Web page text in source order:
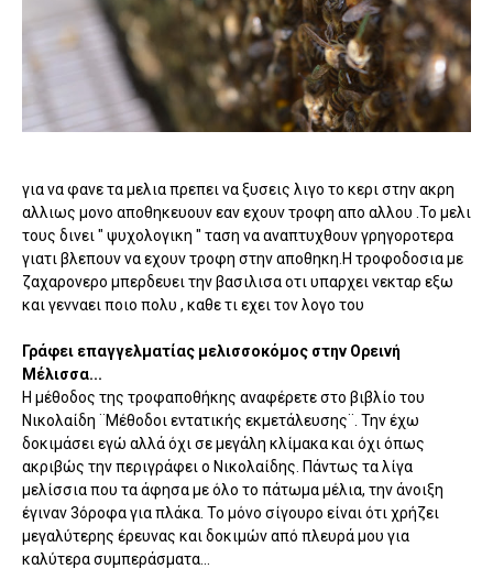
για να φανε τα μελια πρεπει να ξυσεις λιγο το κερι στην ακρη
αλλιως μονο αποθηκευουν εαν εχουν τροφη απο αλλου .Το μελι
τους δινει " ψυχολογικη " ταση να αναπτυχθουν γρηγοροτερα
γιατι βλεπουν να εχουν τροφη στην αποθηκη.Η τροφοδοσια με
ζαχαρονερο μπερδευει την βασιλισα οτι υπαρχει νεκταρ εξω
και γενναει ποιο πολυ , καθε τι εχει τον λογο του
Γράφει επαγγελματίας μελισσοκόμος στην Ορεινή
Μέλισσα...
Η μέθοδος της τροφαποθήκης αναφέρετε στο βιβλίο του
Νικολαίδη ¨Μέθοδοι εντατικής εκμετάλευσης¨. Την έχω
δοκιμάσει εγώ αλλά όχι σε μεγάλη κλίμακα και όχι όπως
ακριβώς την περιγράφει ο Νικολαίδης. Πάντως τα λίγα
μελίσσια που τα άφησα με όλο το πάτωμα μέλια, την άνοιξη
έγιναν 3όροφα για πλάκα. Το μόνο σίγουρο είναι ότι χρήζει
μεγαλύτερης έρευνας και δοκιμών από πλευρά μου για
καλύτερα συμπεράσματα...